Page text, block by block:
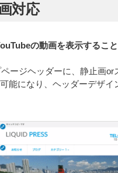
対応
の動画を表示するこ
ージヘッダーに、静止画or
能になり、ヘッダーデザイ